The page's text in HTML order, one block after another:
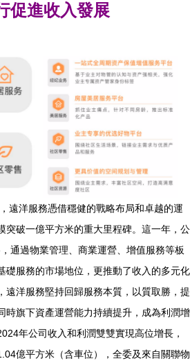
促進收入發展
遠洋服務憑借穩健的戰略布局和卓越的運
突破一億平方米的重大里程碑。這一年，公
通過物業管理、商業運營、增值服務等板
礎服務的市場地位，更推動了收入的多元化
遠洋服務堅持回歸服務本質，以質取勝，提
時旗下資產運營能力持續提升，成為利潤增
年公司收入和利潤雙雙實現高位增長，
億平方米（含車位），全委及來自關聯物